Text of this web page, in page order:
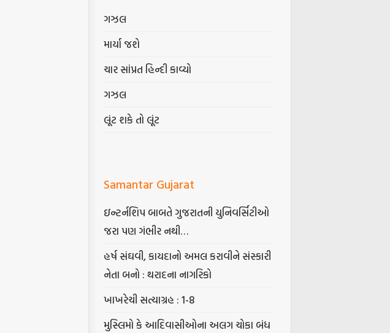
ગઝલ
માર્યા જશે
ચાર સાંપ્રત હિન્દી કાવ્યો
ગઝલ
લૂંટ શકે તો લૂંટ
Samantar Gujarat
ઇન્ટર્નશિપ બાબતે ગુજરાતની યુનિવર્સિટીઓ
જરા પણ ગંભીર નથી…
હર્ષ સંઘવી, કાયદાનો અમલ કરાવીને સંસ્કારી
નેતા બનો : થરાદના નાગરિકો
ખાખરેચી સત્યાગ્રહ : 1-8
મુસ્લિમો કે આદિવાસીઓના અલગ ચોકા બંધ